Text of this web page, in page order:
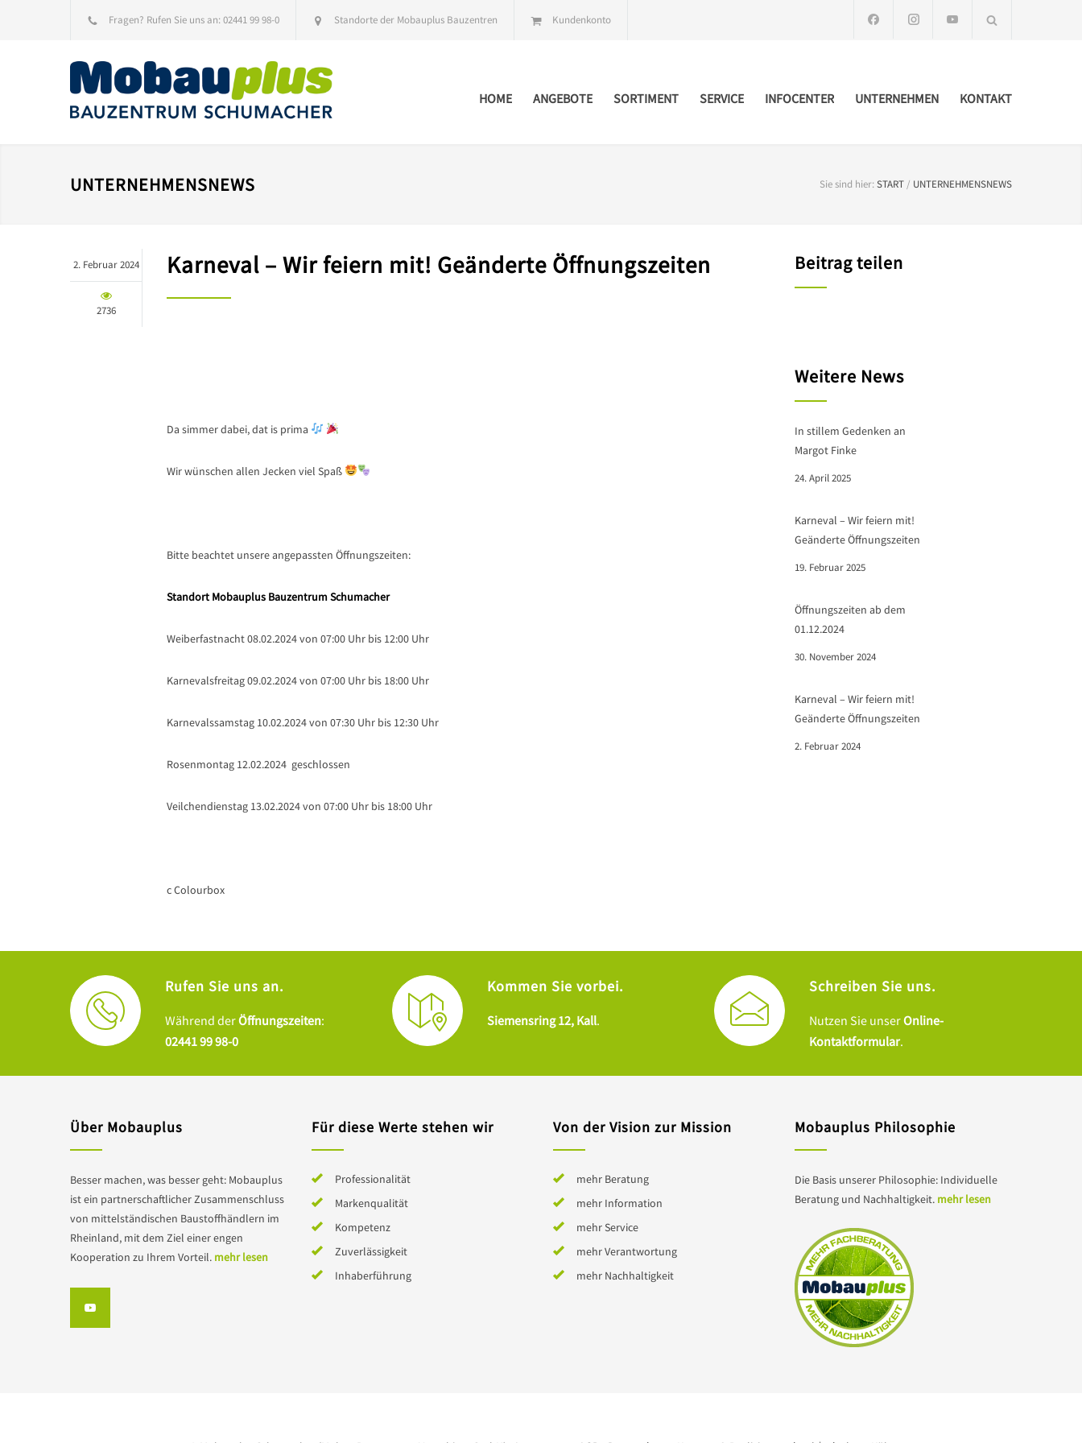
Fragen? Rufen Sie uns an:02441 99 98-0 Standorte der Mobauplus Bauzentren Kundenkonto
HOME ANGEBOTE SORTIMENT SERVICE INFOCENTER UNTERNEHMEN KONTAKT
UNTERNEHMENSNEWS Sie sind hier:START / UNTERNEHMENSNEWS
2. Februar 2024
2736
Karneval – Wir feiern mit! Geänderte Öffnungszeiten
Da simmer dabei, dat is prima
Wir wünschen allen Jecken viel Spaß
Bitte beachtet unsere angepassten Öffnungszeiten:
Standort Mobauplus Bauzentrum Schumacher
Weiberfastnacht 08.02.2024 von 07:00 Uhr bis 12:00 Uhr
Karnevalsfreitag 09.02.2024 von 07:00 Uhr bis 18:00 Uhr
Karnevalssamstag 10.02.2024 von 07:30 Uhr bis 12:30 Uhr
Rosenmontag 12.02.2024 geschlossen
Veilchendienstag 13.02.2024 von 07:00 Uhr bis 18:00 Uhr
c Colourbox
Beitrag teilen
Weitere News
In stillem Gedenken an
Margot Finke
24. April 2025
Karneval – Wir feiern mit!
Geänderte Öffnungszeiten
19. Februar 2025
Öffnungszeiten ab dem
01.12.2024
30. November 2024
Karneval – Wir feiern mit!
Geänderte Öffnungszeiten
2. Februar 2024
Rufen Sie uns an.
Während derÖffnungszeiten:
02441 99 98-0
Kommen Sie vorbei.
Siemensring 12, Kall.
Schreiben Sie uns.
Nutzen Sie unserOnline-
Kontaktformular.
Über Mobauplus
Besser machen, was besser geht: Mobauplus
ist ein partnerschaftlicher Zusammenschluss
von mittelständischen Baustoffhändlern im
Rheinland, mit dem Ziel einer engen
Kooperation zu Ihrem Vorteil. mehr lesen
Für diese Werte stehen wir
Professionalität
Markenqualität
Kompetenz
Zuverlässigkeit
Inhaberführung
Von der Vision zur Mission
mehr Beratung
mehr Information
mehr Service
mehr Verantwortung
mehr Nachhaltigkeit
Mobauplus Philosophie
Die Basis unserer Philosophie: Individuelle
Beratung und Nachhaltigkeit. mehr lesen